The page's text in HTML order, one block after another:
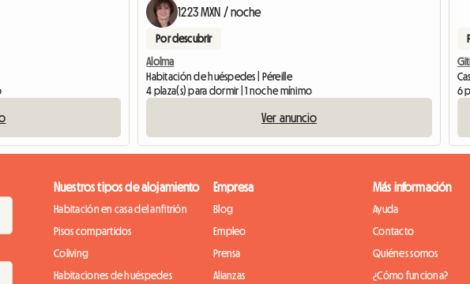
1223 MXN / noche
Por descubrir
Alolma
Habitación de huéspedes | Péreille
4 plaza(s) para dormir | 1 noche mínimo
Ver anuncio
6
Nuestros tipos de alojamiento
Habitación en casa del anfitrión
Pisos compartidos
Coliving
Habitaciones de huéspedes
Empresa
Blog
Empleo
Prensa
Alianzas
Más información
Ayuda
Contacto
Quiénes somos
¿Cómo funciona?